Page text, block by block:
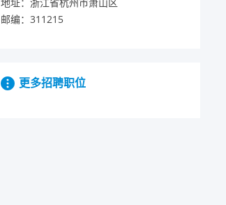
邮编： 311215
更多招聘职位